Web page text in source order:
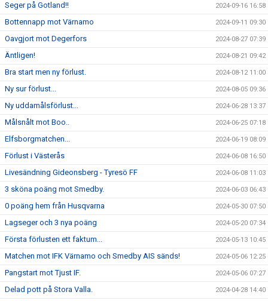
Seger på Gotland!! 2024-09-16 16:58
Bottennapp mot Värnamo 2024-09-11 09:30
Oavgjort mot Degerfors 2024-08-27 07:39
Äntligen! 2024-08-21 09:42
Bra start men ny förlust. 2024-08-12 11:00
Ny sur förlust... 2024-08-05 09:36
Ny uddamålsförlust... 2024-06-28 13:37
Målsnålt mot Boo.. 2024-06-25 07:18
Elfsborgmatchen... 2024-06-19 08:09
Förlust i Västerås 2024-06-08 16:50
Livesändning Gideonsberg - Tyresö FF 2024-06-08 11:03
3 sköna poäng mot Smedby. 2024-06-03 06:43
0 poäng hem från Husqvarna 2024-05-30 07:50
Lagseger och 3 nya poäng 2024-05-20 07:34
Första förlusten ett faktum... 2024-05-13 10:45
Matchen mot IFK Värnamo och Smedby AIS sänds! 2024-05-06 12:25
Pangstart mot Tjust IF. 2024-05-06 07:27
Delad pott på Stora Valla. 2024-04-28 14:40